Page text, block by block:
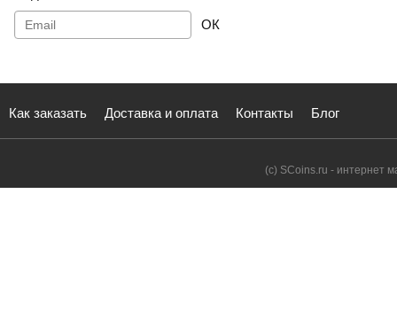
ОК
Как заказать Доставка и оплата Контакты Блог
(с) SCoins.ru - интернет